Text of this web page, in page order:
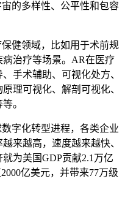
的多样性、公平性和包容
健领域，比如用于术前规
治疗等场景。AR在医疗
手术辅助、可视化处方、
理可视化、解剖可视化、
。
字化转型进程，各类企业
来越高，速度越来越快、
为美国GDP贡献2.1万亿
亿美元，并带来77万级